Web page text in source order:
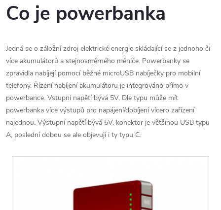
Co je powerbanka
Jedná se o záložní zdroj elektrické energie skládající se z jednoho či
více akumulátorů a stejnosměrného měniče. Powerbanky se
zpravidla nabíjejí pomocí běžné microUSB nabíječky pro mobilní
telefony. Řízení nabíjení akumulátoru je integrováno přímo v
powerbance. Vstupní napětí bývá 5V. Dle typu může mít
powerbanka více výstupů pro napájení/dobíjení vícero zařízení
najednou. Výstupní napětí bývá 5V, konektor je většinou USB typu
A, poslední dobou se ale objevují i ty typu C.